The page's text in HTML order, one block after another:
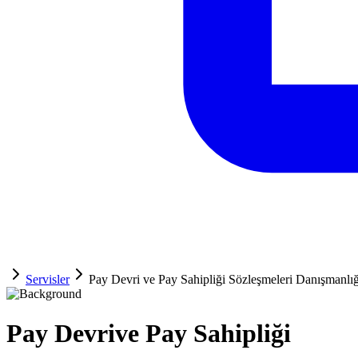
Servisler Pay Devri ve Pay Sahipliği Sözleşmeleri
Pay Devrive Pay Sahipliği